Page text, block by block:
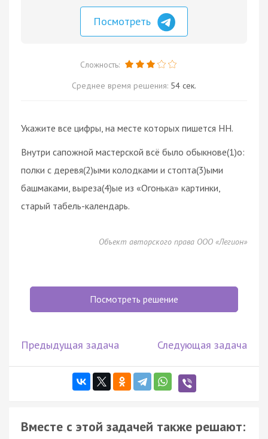
Посмотреть
Сложность:
Среднее время решения: 54 сек.
Укажите все цифры, на месте которых пишется НН.
Внутри сапожной мастерской всё было обыкнове(1)о:
полки с деревя(2)ыми колодками и стопта(3)ыми
башмаками, выреза(4)ые из «Огонька» картинки,
старый табель-календарь.
Объект авторского права ООО «Легион»
Посмотреть решение
Предыдущая задача Следующая задача
Вместе с этой задачей также решают: